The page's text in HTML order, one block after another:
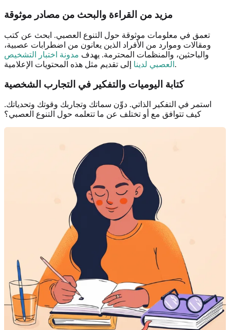
مزيد من القراءة والبحث من مصادر موثوقة
تعمق في معلومات موثوقة حول التنوع العصبي. ابحث عن كتب
ومقالات وموارد من الأفراد الذين يعانون من اضطرابات عصبية،
والباحثين، والمنظمات المحترمة. يهدف مدونة اختبار التشخيص
العصبي لدينا إلى تقديم مثل هذه المحتويات الإعلامية.
كتابة اليوميات والتفكير في التجارب الشخصية
استمر في التفكير الذاتي. دوِّن سماتك وتجاربك وقوتك وتحدياتك.
كيف تتوافق مع أو تختلف عن ما تتعلمه حول التنوع العصبي؟